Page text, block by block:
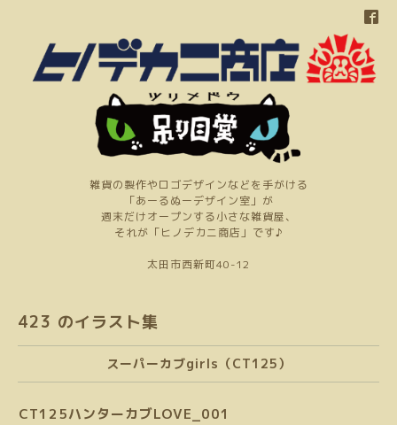
雑貨の製作やロゴデザインなどを手がける
「あーるぬーデザイン室」が
週末だけオープンする小さな雑貨屋、
それが「ヒノデカニ商店」です♪
太田市西新町40-12
423 のイラスト集
スーパーカブgirls（CT125）
CT125ハンターカブLOVE_001